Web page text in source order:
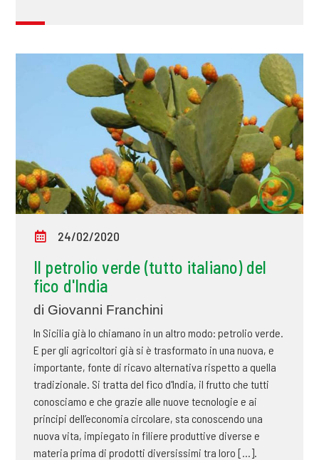
24/02/2020
Il petrolio verde (tutto italiano) del
fico d'India
di Giovanni Franchini
In Sicilia già lo chiamano in un altro modo: petrolio verde.
E per gli agricoltori già si è trasformato in una nuova, e
importante, fonte di ricavo alternativa rispetto a quella
tradizionale. Si tratta del fico d'India, il frutto che tutti
conosciamo e che grazie alle nuove tecnologie e ai
principi dell’economia circolare, sta conoscendo una
nuova vita, impiegato in filiere produttive diverse e
materia prima di prodotti diversissimi tra loro [...].